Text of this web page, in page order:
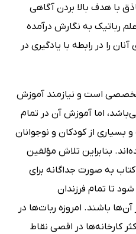
با هدف بالا بردن آگاهی
رباتیک به نگارش درآمده
را در رابطه با یادگیری در
تخصصی است و نیازمند آموزش
اما آموزش آن در تمام
از کودکان و نوجوانان
بنابراین تلاش مؤلفین
به صورت جداگانه برای
تا تمام فرزندان
باشند. امروزه ربات‌ها در
کارخانه‌ها در اقصی نقاط